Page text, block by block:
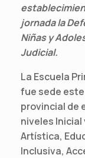
jornada la
Niñas y
Judicial.
La Escuela
fue sede
provincial de
niveles Inicial
Artística,
Inclusiva,